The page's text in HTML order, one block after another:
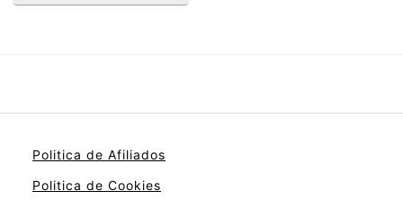
Politica de Afiliados
Politica de Cookies